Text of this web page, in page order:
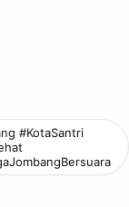
#KotaSantri